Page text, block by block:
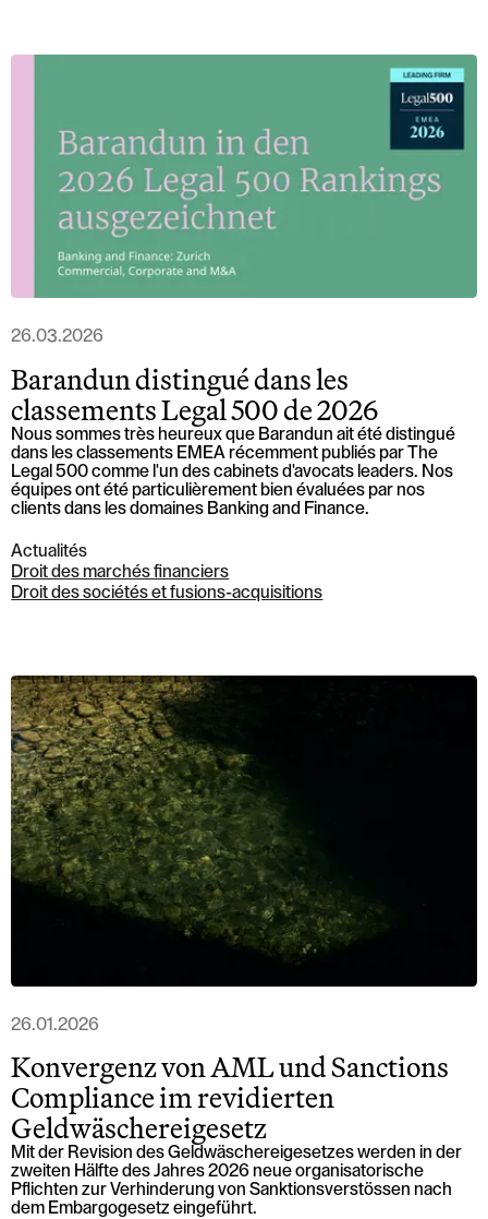
26.03.2026
Barandun distingué dans les
classements Legal 500 de 2026
Nous sommes très heureux que Barandun ait été distingué
dans les classements EMEA récemment publiés par The
Legal 500 comme l'un des cabinets d'avocats leaders. Nos
équipes ont été particulièrement bien évaluées par nos
clients dans les domaines Banking and Finance.
Actualités
Droit des marchés financiers
Droit des sociétés et fusions-acquisitions
26.01.2026
Konvergenz von AML und Sanctions
Compliance im revidierten
Geldwäschereigesetz
Mit der Revision des Geldwäschereigesetzes werden in der
zweiten Hälfte des Jahres 2026 neue organisatorische
Pflichten zur Verhinderung von Sanktionsverstössen nach
dem Embargogesetz eingeführt.